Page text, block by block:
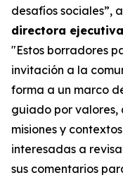
desafíos sociales”,
directora
"Estos borradores
invitación a la
forma a un marco
guiado por valores,
misiones y
interesadas a
sus comentarios